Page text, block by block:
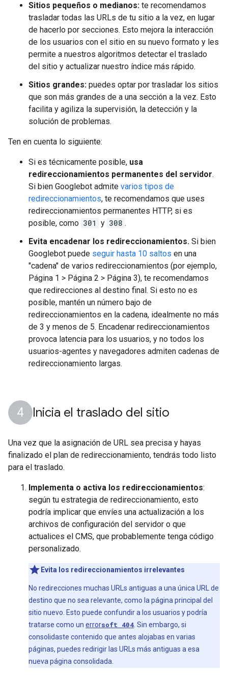
Sitios pequeños o medianos: te recomendamos
trasladar todas las URLs de tu sitio a la vez, en lugar
de hacerlo por secciones. Esto mejora la interacción
de los usuarios con el sitio en su nuevo formato y les
permite a nuestros algoritmos detectar el traslado
del sitio y actualizar nuestro índice más rápido.
Sitios grandes: puedes optar por trasladar los sitios
que son más grandes de a una sección a la vez. Esto
facilita y agiliza la supervisión, la detección y la
solución de problemas.
Ten en cuenta lo siguiente:
Si es técnicamente posible, usa
redireccionamientos permanentes del servidor.
Si bien Googlebot admite varios tipos de
redireccionamientos, te recomendamos que uses
redireccionamientos permanentes HTTP, si es
posible, como 301 y 308 .
Evita encadenar los redireccionamientos. Si bien
Googlebot puede seguir hasta 10 saltos en una
"cadena" de varios redireccionamientos (por ejemplo,
Página 1 > Página 2 > Página 3), te recomendamos
que redirecciones al destino final. Si esto no es
posible, mantén un número bajo de
redireccionamientos en la cadena, idealmente no más
de 3 y menos de 5. Encadenar redireccionamientos
provoca latencia para los usuarios, y no todos los
usuarios-agentes y navegadores admiten cadenas de
redireccionamiento largas.
Inicia el traslado del sitio
Una vez que la asignación de URL sea precisa y hayas
finalizado el plan de redireccionamiento, tendrás todo listo
para el traslado.
Implementa o activa los redireccionamientos:
según tu estrategia de redireccionamiento, esto
podría implicar que envíes una actualización a los
archivos de configuración del servidor o que
actualices el CMS, que probablemente tenga código
personalizado.
Evita los redireccionamientos irrelevantes
No redirecciones muchas URLs antiguas a una única URL de
destino que no sea relevante, como la página principal del
sitio nuevo. Esto puede confundir a los usuarios y podría
tratarse como un errorsoft 404 . Sin embargo, si
consolidaste contenido que antes alojabas en varias
páginas, puedes redirigir las URLs más antiguas a esa
nueva página consolidada.